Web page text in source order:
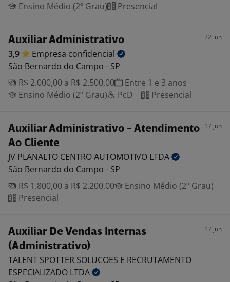
Ensino Médio (2º Grau)
Presencial
Auxiliar Administrativo 22 jun
3,9 Empresa confidencial
São Bernardo do Campo - SP
R$ 2.000,00 a R$ 2.500,00
Entre 1 e 3 anos
Ensino Médio (2º Grau)
PcD Presencial
Auxiliar Administrativo - Atendimento
Ao Cliente
17 jun
JV PLANALTO CENTRO AUTOMOTIVO LTDA
São Bernardo do Campo - SP
R$ 1.800,00 a R$ 2.200,00
Ensino Médio (2º Grau)
Presencial
Auxiliar De Vendas Internas
(Administrativo)
17 jun
TALENT SPOTTER SOLUCOES E RECRUTAMENTO
ESPECIALIZADO LTDA